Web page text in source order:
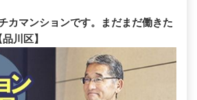
カマンションです。まだまだ働きた
川区】